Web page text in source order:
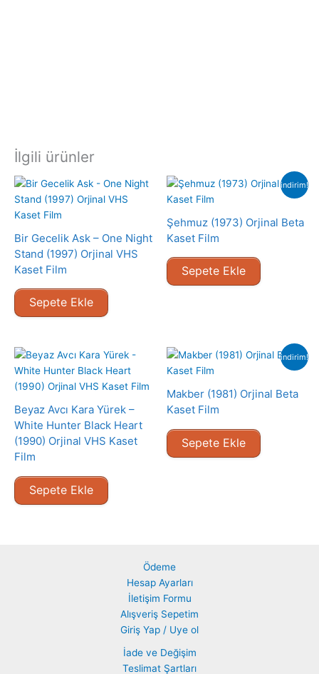
İlgili ürünler
Bir Gecelik Ask – One Night
Stand (1997) Orjinal VHS
Kaset Film
Sepete Ekle
indirim!
Şehmuz (1973) Orjinal Beta
Kaset Film
Sepete Ekle
Beyaz Avcı Kara Yürek –
White Hunter Black Heart
(1990) Orjinal VHS Kaset
Film
Sepete Ekle
indirim!
Makber (1981) Orjinal Beta
Kaset Film
Sepete Ekle
Ödeme
Hesap Ayarları
İletişim Formu
Alışveriş Sepetim
Giriş Yap / Uye ol
İade ve Değişim
Teslimat Şartları